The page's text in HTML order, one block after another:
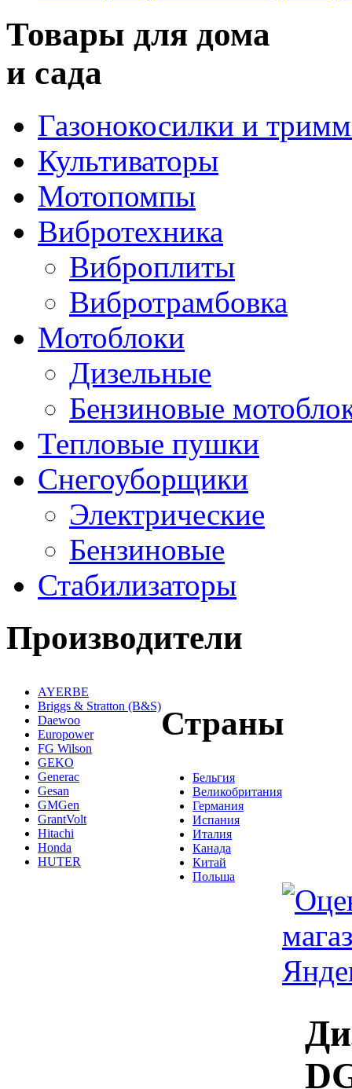
Товары для дома
и сада
Газонокосилки и
Культиваторы
Мотопомпы
Вибротехника
Виброплиты
Вибротрамбовка
Мотоблоки
Дизельные
Бензиновые
Тепловые пушки
Снегоуборщики
Электрические
Бензиновые
Стабилизаторы
Производители
AYERBE
Briggs & Stratton (B&S)
Daewoo
Europower
FG Wilson
GEKO
Generac
Gesan
GMGen
GrantVolt
Hitachi
Honda
HUTER
Страны
Бельгия
Великобритания
Германия
Испания
Италия
Канада
Китай
Польша